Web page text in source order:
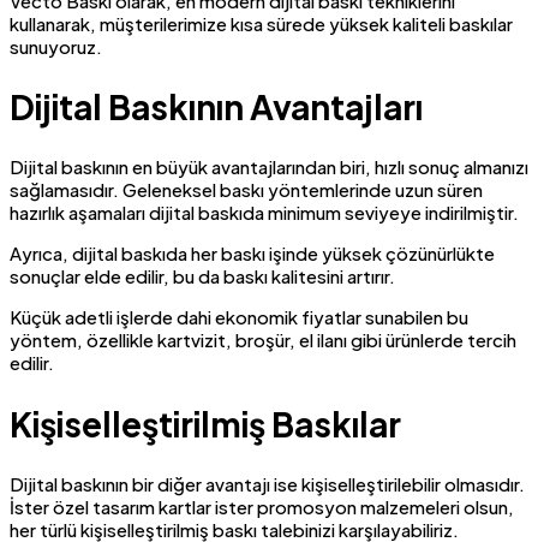
kullanarak, müşterilerimize kısa sürede yüksek kaliteli baskılar
sunuyoruz.
Dijital Baskının Avantajları
Dijital baskının en büyük avantajlarından biri, hızlı sonuç almanızı
sağlamasıdır. Geleneksel baskı yöntemlerinde uzun süren
hazırlık aşamaları dijital baskıda minimum seviyeye indirilmiştir.
Ayrıca, dijital baskıda her baskı işinde yüksek çözünürlükte
sonuçlar elde edilir, bu da baskı kalitesini artırır.
Küçük adetli işlerde dahi ekonomik fiyatlar sunabilen bu
yöntem, özellikle kartvizit, broşür, el ilanı gibi ürünlerde tercih
edilir.
Kişiselleştirilmiş Baskılar
Dijital baskının bir diğer avantajı ise kişiselleştirilebilir olmasıdır.
İster özel tasarım kartlar ister promosyon malzemeleri olsun,
her türlü kişiselleştirilmiş baskı talebinizi karşılayabiliriz.